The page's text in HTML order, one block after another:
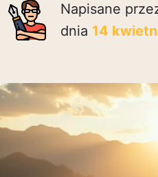
Napisane
dnia 14